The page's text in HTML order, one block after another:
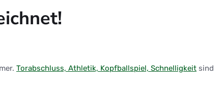
Torabschluss, Athletik, Kopfballspiel, Schnelligkeit sind